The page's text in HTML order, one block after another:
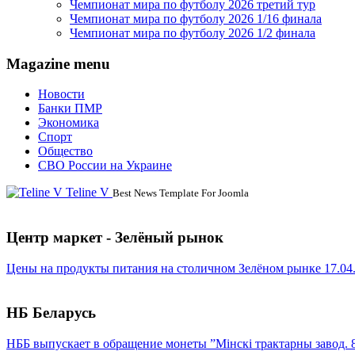
Чемпионат мира по футболу 2026 третий тур
Чемпионат мира по футболу 2026 1/16 финала
Чемпионат мира по футболу 2026 1/2 финала
Magazine menu
Новости
Банки ПМР
Экономика
Спорт
Общество
СВО России на Украине
Teline V Best News Template For Joomla
Центр маркет - Зелёный рынок
Цены на продукты питания на столичном Зелёном рынке
НБ Беларусь
НББ выпускает в обращение монеты ”Мінскі трактарны завод.